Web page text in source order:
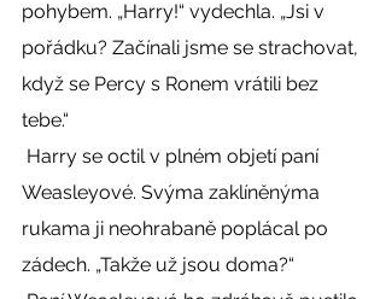
pohybem. „Harry!“ vydechla. „Jsi v
pořádku? Začínali jsme se strachovat,
když se Percy s Ronem vrátili bez
tebe.“
Weasleyové. Svýma zaklíněnýma
rukama ji neohrabaně poplácal po
zádech. „Takže už jsou doma?“